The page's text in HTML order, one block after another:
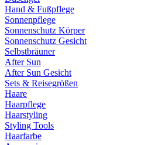
Hand & Fußpflege
Sonnenpflege
Sonnenschutz Körper
Sonnenschutz Gesicht
Selbstbräuner
After Sun
After Sun Gesicht
Sets & Reisegrößen
Haare
Haarpflege
Haarstyling
Styling Tools
Haarfarbe